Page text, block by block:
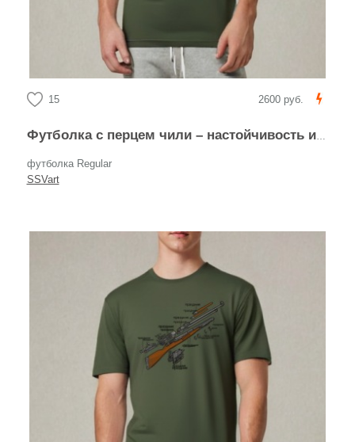
15 2600 руб.
Футболка с перцем чили – настойчивость и стиль
футболка Regular
SSVart